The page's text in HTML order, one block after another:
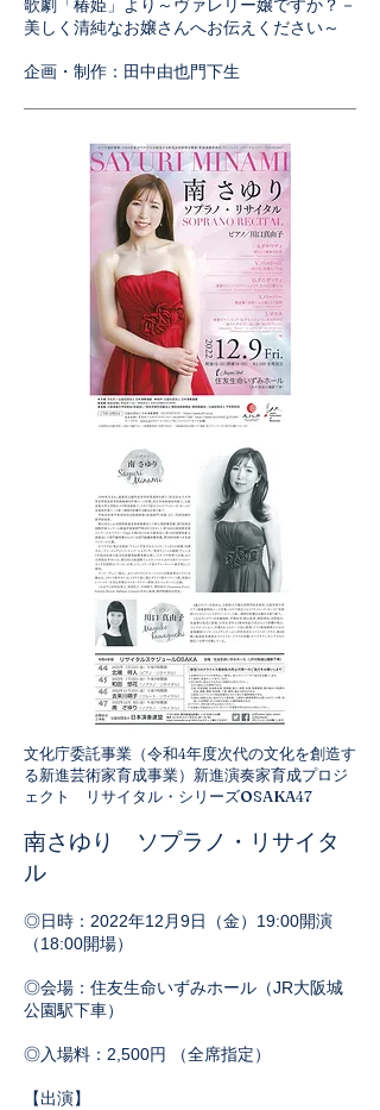
歌劇「椿姫」より～ヴァレリー嬢ですか？－
美しく清純なお嬢さんへお伝えください～
​企画・制作：田中由也門下生
文化庁委託事業（令和4年度次代の文化を創造す
る新進芸術家育成事業）新進演奏家育成プロジ
ェクト リサイタル・シリーズOSAKA47
南さゆり ソプラノ・リサイタ
ル
◎日時：2022年12月9日（金）19:00開演
（18:00開場）
◎会場：住友生命いずみホール（JR大阪城
公園駅下車）
◎入場料：2,500円 （全席指定）
【出演】